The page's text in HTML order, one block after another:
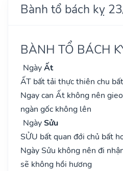
Bành tổ bách kỵ
BÀNH TỔ BÁCH
NgàyẤt
ẤT bất tải thực thiên chu
Ngay can Ất không nên
ngàn gốc không lên
NgàySửu
SỬU bất quan đới chủ bất
Ngày Sửu không nên đi
sẽ không hồi hương